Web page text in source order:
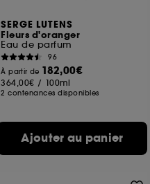
SERGE LUTENS
Fleurs d'oranger
Eau de parfum
96
À partir de 182,00€
364,00€ / 100ml
2 contenances disponibles
Ajouter au panier